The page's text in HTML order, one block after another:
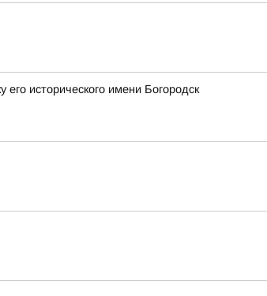
исторического имени Богородск